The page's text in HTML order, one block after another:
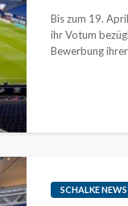
Bis zum 19.
ihr Votum
Bewerbung
SCHALKE NEWS